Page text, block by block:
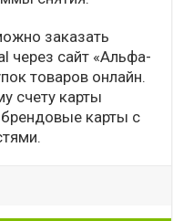
заказать
через сайт «Альфа-
товаров онлайн.
счету карты
карты с